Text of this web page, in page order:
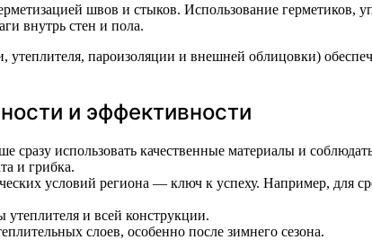
швов и стыков. Использование герметиков,
внутрь стен и пола.
утеплителя, пароизоляции и внешней облицовки)
и эффективности
использовать качественные материалы и
и грибка.
условий региона — ключ к успеху. Например, для
утеплителя и всей конструкции.
слоев, особенно после зимнего сезона.